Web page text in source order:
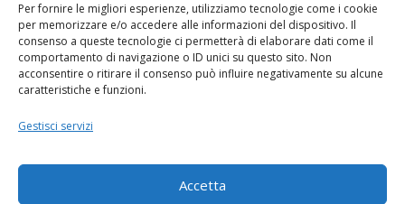
Per fornire le migliori esperienze, utilizziamo tecnologie come i cookie
per memorizzare e/o accedere alle informazioni del dispositivo. Il
consenso a queste tecnologie ci permetterà di elaborare dati come il
comportamento di navigazione o ID unici su questo sito. Non
acconsentire o ritirare il consenso può influire negativamente su alcune
caratteristiche e funzioni.
Gestisci servizi
Accetta
BOYS DISCO VICENZA
Via Oreficeria, 68 –36100 Vicenza (VI)
Tel.+39 0444 960737
P.I.03908300241